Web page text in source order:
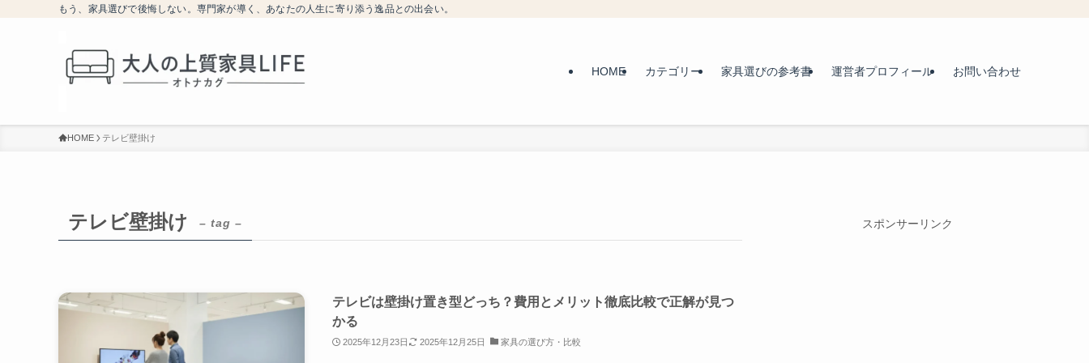
もう、家具選びで後悔しない。専門家が導く、あなたの人生に寄り添う逸品との出会い。
HOME カテゴリー 家具選びの参考書 運営者プロフィール お問い合わせ
HOME テレビ壁掛け
テレビ壁掛け – tag –
テレビは壁掛け置き型どっち？費用とメリット徹底比較で正解が見つ
かる
2025年12月23日 2025年12月25日 家具の選び方・比較
スポンサーリンク